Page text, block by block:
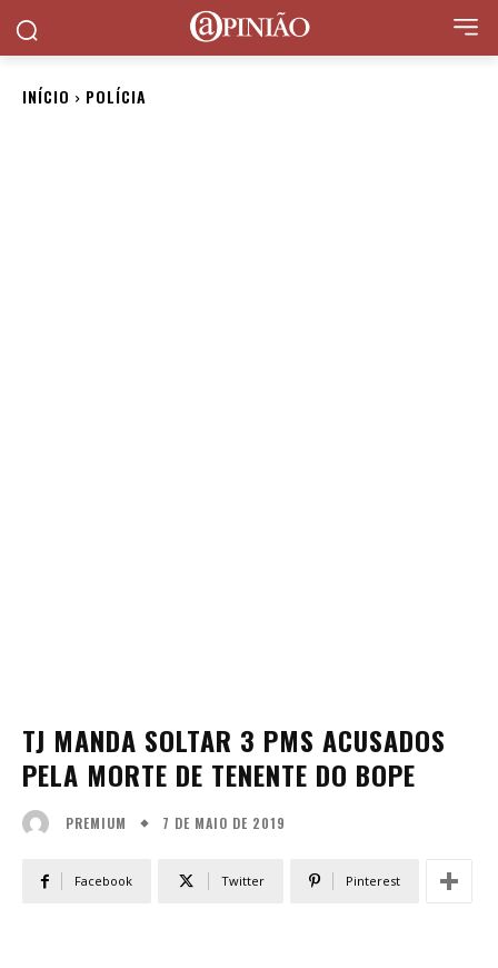
INÍCIO POLÍCIA
TJ MANDA SOLTAR 3 PMS ACUSADOS
PELA MORTE DE TENENTE DO BOPE
PREMIUM 7 DE MAIO DE 2019
Facebook Twitter Pinterest